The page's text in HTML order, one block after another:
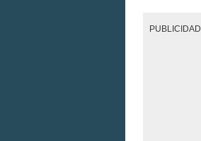
PUBLICIDAD